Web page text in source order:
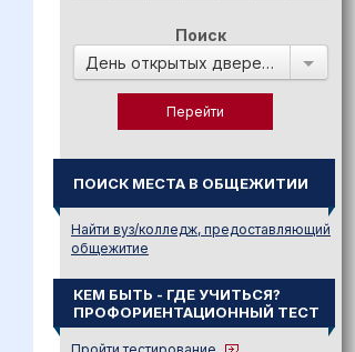
Поиск
День открытых дверей в:
ПОИСК МЕСТА В ОБЩЕЖИТИИ
Найти вуз/колледж, предоставляющий
общежитие
КЕМ БЫТЬ - ГДЕ УЧИТЬСЯ?
ПРОФОРИЕНТАЦИОННЫЙ ТЕСТ